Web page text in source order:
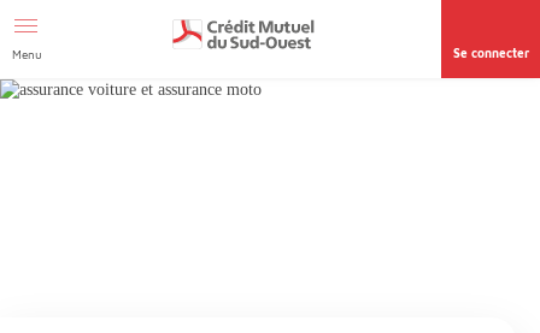
page accessibilité
Menu Se connecter